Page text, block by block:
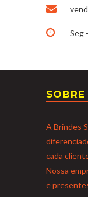
Seg
SOBRE
A Brindes
cada
Nossa
e